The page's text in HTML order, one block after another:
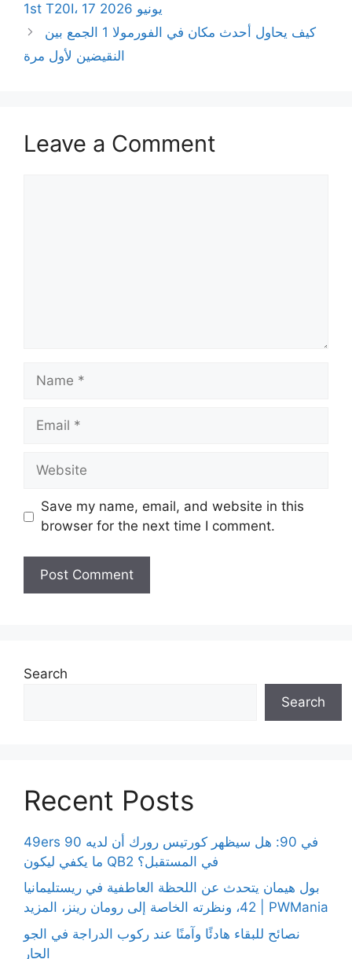
1st T20I، 17 يونيو 2026
كيف يحاول أحدث مكان في الفورمولا 1 الجمع بين
النقيضين لأول مرة
Leave a Comment
Name
Email
Website
Save my name, email, and website in this
browser for the next time I comment.
Search
Search
Recent Posts
49ers 90 في 90: هل سيظهر كورتيس رورك أن لديه
ما يكفي ليكون QB2 في المستقبل؟
بول هيمان يتحدث عن اللحظة العاطفية في ريستليمانيا
42، ونظرته الخاصة إلى رومان رينز، المزيد | PWMania
نصائح للبقاء هادئًا وآمنًا عند ركوب الدراجة في الجو
الحار